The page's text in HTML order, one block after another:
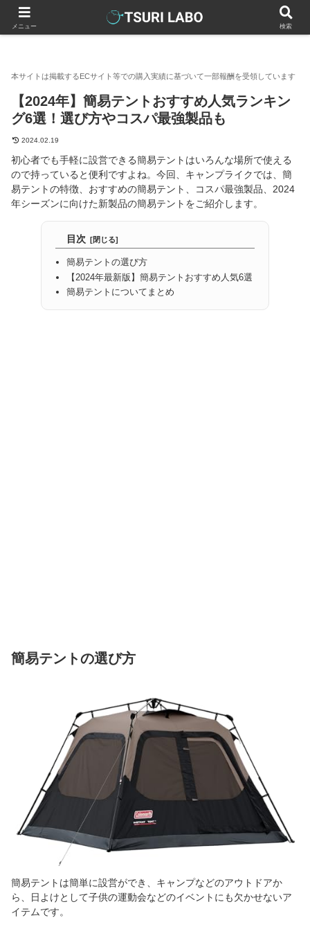
釣りラボマガジン テント 【2024年】簡易テントおすすめ人気
【2024年】簡易テントおすすめ人気ランキン
グ6選！選び方やコスパ最強製品も
2024.02.19
初心者でも手軽に設営できる簡易テントはいろんな場所で使える
ので持っていると便利ですよね。今回、キャンプライクでは、簡
易テントの特徴、おすすめの簡易テント、コスパ最強製品、2024
年シーズンに向けた新製品の簡易テントをご紹介します。
目次
簡易テントの選び方
【2024年最新版】簡易テントおすすめ人気6選
簡易テントについてまとめ
簡易テントの選び方
簡易テントは簡単に設営ができ、キャンプなどのアウトドアか
ら、日よけとして子供の運動会などのイベントにも欠かせないア
イテムです。
メニュー 検索